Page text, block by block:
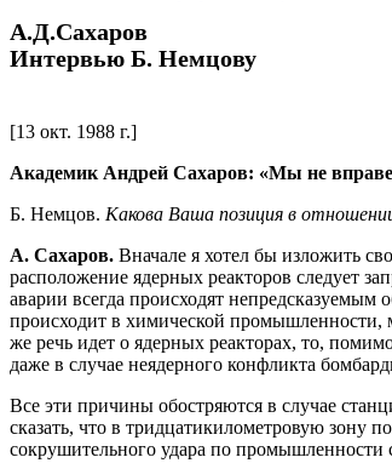
А.Д.Сахаров
Интервью Б. Немцову
[13 окт. 1988 г.]
Академик Андрей Сахаров: «Мы не вправе
Б. Немцов. Какова Ваша позиция в
А. Сахаров. Вначале я хотел бы изложить
расположение ядерных реакторов следует
аварии всегда происходят
происходит в химической промышленности,
же речь идет о ядерных реакторах, то,
даже в случае неядерного конфликта
Все эти причины обостряются в случае
сказать, что в тридцатикилометровую зону
сокрушительного удара по промышленности